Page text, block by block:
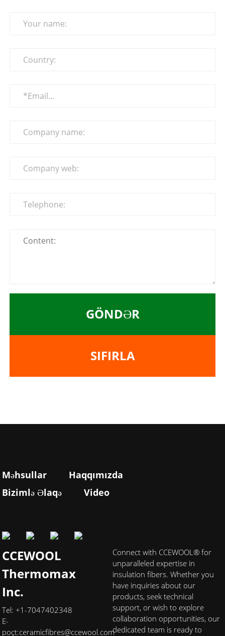
GÖNDƏR
SIFIRLA
Məhsullar
Haqqımızda
Bizimlə Əlaqə
Video
CCEWOOL
Thermomax
Inc.
Tel: +1-7047402348
E-
poçt:ceramicfibres@ccewool.com
Connect with CCEWOOL® for
unparalleled expertise in
insulation fibers. Whether you
have inquiries about our
products, seek technical
support, or wish to explore
collaboration opportunities, our
dedicated team is ready to